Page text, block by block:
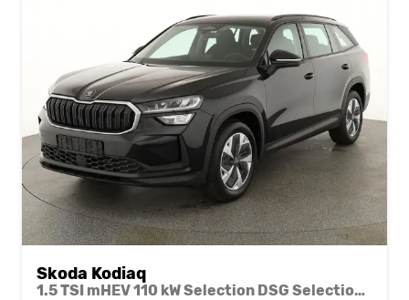
Skoda Kodiaq
1.5 TSI mHEV 110 kW Selection DSG Selection, 7-Sitzer, AHK, Navi, Side, Kamera, Winter, 4 J.- Garantie